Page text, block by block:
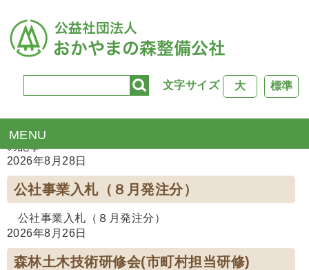
文字サイズ 標準
大
TOP>
の記事
2026年8月28日
公社事業入札（８月発注分）
公社事業入札（８月発注分）
2026年8月26日
森林土木技術研修会(市町村担当研修)